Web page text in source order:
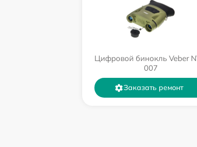
Цифровой бинокль Veber
007
Заказать ремонт